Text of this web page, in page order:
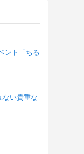
ント「ちる
ない貴重な